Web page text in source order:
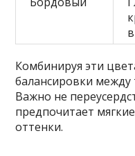
Комбинируя эти
балансировки между
Важно не
предпочитает
оттенки.